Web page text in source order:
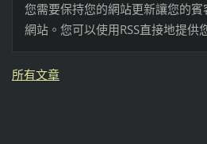
您需要保持您的網站更新讓您的
網站。您可以使用RSS直接地提供
所有文章